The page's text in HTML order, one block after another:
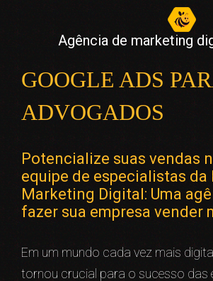
Agência de marketing
GOOGLE ADS
ADVOGADOS
Potencialize suas vendas
equipe de especialistas da
Marketing Digital: Uma
fazer sua empresa vender
Em um mundo cada vez mais
tornou crucial para o sucesso das